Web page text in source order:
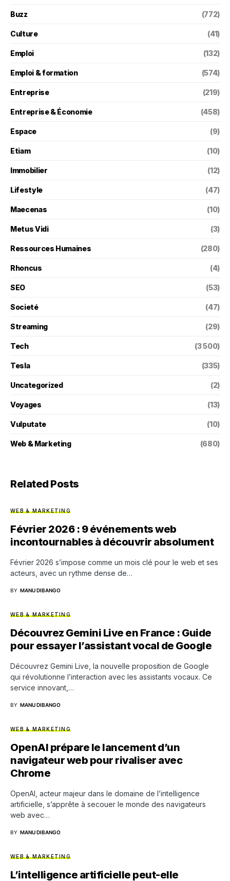
Buzz (772)
Culture (41)
Emploi (132)
Emploi & formation (574)
Entreprise (219)
Entreprise & Économie (458)
Espace (9)
Etiam (10)
Immobilier (12)
Lifestyle (47)
Maecenas (10)
Metus Vidi (3)
Ressources Humaines (280)
Rhoncus (4)
SEO (53)
Societé (47)
Streaming (29)
Tech (3 500)
Tesla (335)
Uncategorized (2)
Voyages (13)
Vulputate (10)
Web & Marketing (680)
Related Posts
WEB & MARKETING
Février 2026 : 9 événements web
incontournables à découvrir absolument
Février 2026 s’impose comme un mois clé pour le web et ses
acteurs, avec un rythme dense de…
BY MANU DIBANGO
WEB & MARKETING
Découvrez Gemini Live en France : Guide
pour essayer l’assistant vocal de Google
Découvrez Gemini Live, la nouvelle proposition de Google
qui révolutionne l’interaction avec les assistants vocaux. Ce
service innovant,…
BY MANU DIBANGO
WEB & MARKETING
OpenAI prépare le lancement d’un
navigateur web pour rivaliser avec
Chrome
OpenAI, acteur majeur dans le domaine de l’intelligence
artificielle, s’apprête à secouer le monde des navigateurs
web avec…
BY MANU DIBANGO
WEB & MARKETING
L’intelligence artificielle peut-elle